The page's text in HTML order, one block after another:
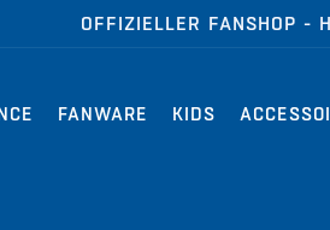
OFFIZIELLER FANSHOP -
FANWARE KIDS